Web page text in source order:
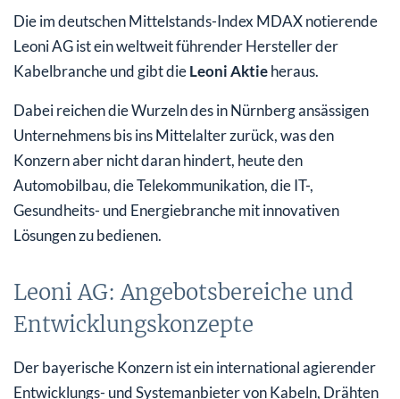
Die im deutschen Mittelstands-Index MDAX notierende
Leoni AG ist ein weltweit führender Hersteller der
Kabelbranche und gibt dieLeoni Aktieheraus.
Dabei reichen die Wurzeln des in Nürnberg ansässigen
Unternehmens bis ins Mittelalter zurück, was den
Konzern aber nicht daran hindert, heute den
Automobilbau, die Telekommunikation, die IT-,
Gesundheits- und Energiebranche mit innovativen
Lösungen zu bedienen.
Leoni AG: Angebotsbereiche und
Entwicklungskonzepte
Der bayerische Konzern ist ein international agierender
Entwicklungs- und Systemanbieter von Kabeln, Drähten